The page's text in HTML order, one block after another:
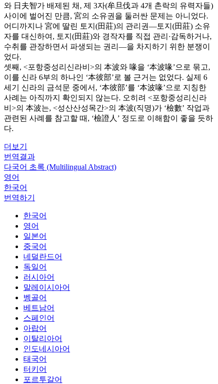
와 日夫智가 배제된 채, 제 3자(牟旦伐과 4개 촌락의 유력자들)
사이에 벌어진 만큼, 宮의 소유권을 둘러싼 문제는 아니었다.
어디까지나 宮에 딸린 토지(田莊)의 관리권―토지(田莊) 소유
자를 대신하여, 토지(田莊)와 경작자를 직접 관리·감독하거나,
수취를 관장하면서 파생되는 권리―을 차지하기 위한 분쟁이
었다.
셋째, <포항중성리신라비>의 本波와 喙을 ‘本波喙’으로 묶고,
이를 신라 6부의 하나인 ‘本彼部’로 볼 근거는 없었다. 실제 6
세기 신라의 금석문 중에서, ‘本彼部’를 ‘本波喙’으로 지칭한
사례는 아직까지 확인되지 않는다. 오히려 <포항중성리신라
비>의 本波는, <성산산성목간>의 本波(직명)가 ‘檢數’ 작업과
관련된 사례를 참고할 때, ‘檢證人’ 정도로 이해함이 좋을 듯하
다.
더보기
번역결과
다국어 초록 (Multilingual Abstract)
영어
한국어
번역하기
한국어
영어
일본어
중국어
네덜란드어
독일어
러시아어
말레이시아어
벵골어
베트남어
스페인어
아랍어
이탈리아어
인도네시아어
태국어
터키어
포르투갈어